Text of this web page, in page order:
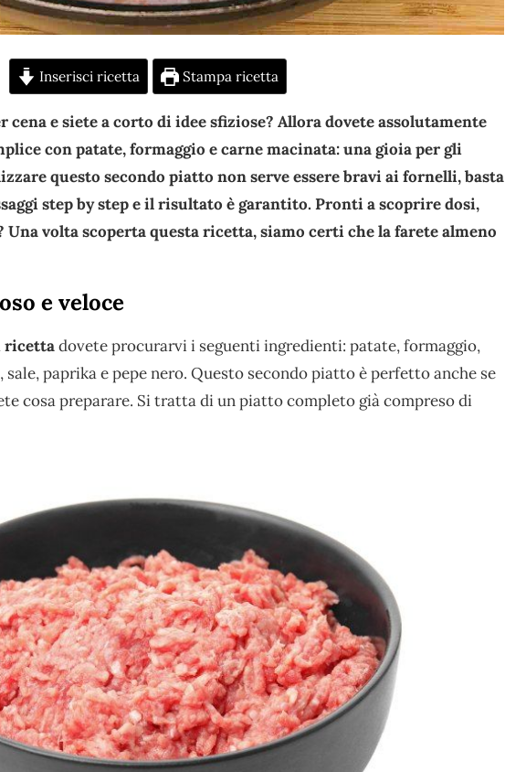
Inserisci ricetta Stampa ricetta
cena e siete a corto di idee sfiziose? Allora dovete assolutamente
con patate, formaggio e carne macinata: una gioia per gli
questo secondo piatto non serve essere bravi ai fornelli, basta
step by step e il risultato è garantito. Pronti a scoprire dosi,
volta scoperta questa ricetta, siamo certi che la farete almeno
e veloce
ricettadovete procurarvi i seguenti ingredienti: patate, formaggio,
, sale, paprika e pepe nero. Questo secondo piatto è perfetto anche se
cosa preparare. Si tratta di un piatto completo già compreso di